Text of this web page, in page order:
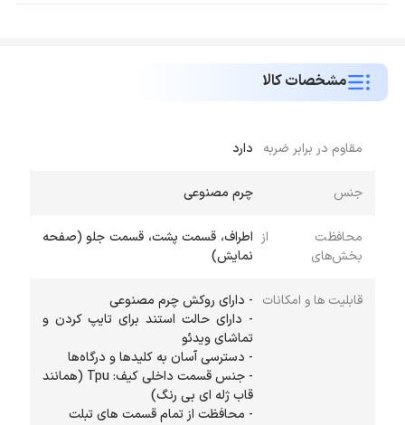
مشخصات کالا
مقاوم در برابر ضربه دارد
جنس چرم مصنوعی
محافظت از
بخش‌های
اطراف، قسمت پشت، قسمت جلو (صفحه
نمایش)
قابلیت ها و امکانات
- دارای روكش چرم مصنوعی
- دارای حالت استند برای تایپ كردن و
تماشای ویدئو
- دسترسی آسان به كلیدها و درگاه‌ها
- جنس قسمت داخلی كیف: Tpu (همانند
قاب ژله ای بی رنگ)
- محافظت از تمام قسمت های تبلت